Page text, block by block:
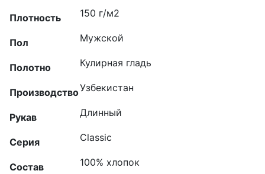
Плотность 150 г/м2
Пол Мужской
Полотно Кулирная гладь
ПроизводствоУзбекистан
Рукав Длинный
Серия Classic
Состав 100% хлопок